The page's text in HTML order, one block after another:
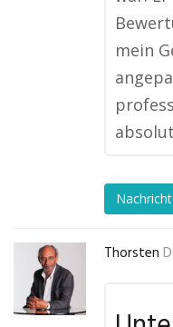
mein
Thorsten